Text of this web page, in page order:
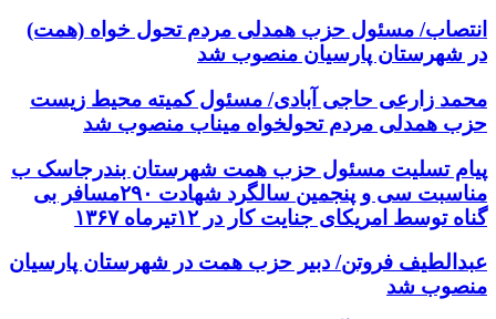
انتصاب/ مسئول حزب همدلی مردم تحول خواه (همت)
در شهرستان پارسیان منصوب شد
محمد زارعی حاجی آبادی/ مسئول کمیته محیط زیست
حزب همدلی مردم تحولخواه میناب منصوب شد
پیام تسلیت مسئول حزب همت شهرستان بندرجاسک ب
مناسبت سی و پنجمین سالگرد شهادت ۲۹۰مسافر بی
گناه توسط امریکای جنایت کار در ۱۲تیرماه ۱۳۶۷
عبدالطیف فروتن/ دبیر حزب همت در شهرستان پارسیان
منصوب شد